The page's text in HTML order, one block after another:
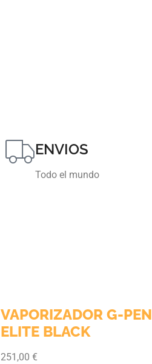
ENVIOS
Todo el mundo
VAPORIZADOR G-PEN
ELITE BLACK
251,00 €